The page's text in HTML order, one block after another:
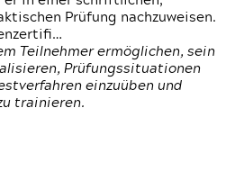
Prüfung nachzuweisen.
Teilnehmer ermöglichen, sein
Prüfungssituationen
einzuüben und
trainieren.